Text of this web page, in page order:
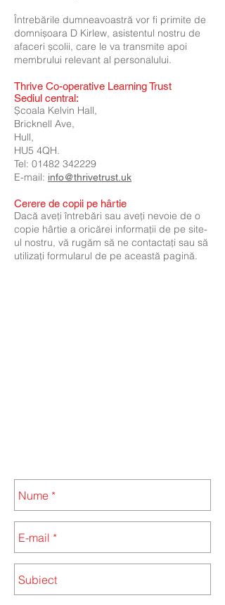
Întrebările dumneavoastră vor fi primite de
domnișoara D Kirlew, asistentul nostru de
afaceri școlii, care le va transmite apoi
membrului relevant al personalului.
Thrive Co-operative Learning Trust
Sediul central:
Școala Kelvin Hall,
Bricknell Ave,
Hull,
HU5 4QH.
Tel: 01482 342229
E-mail: info@thrivetrust.uk
Cerere de copii pe hârtie
Dacă aveți întrebări sau aveți nevoie de o
copie hârtie a oricărei informații de pe site-
ul nostru, vă rugăm să ne contactați sau să
utilizați formularul de pe această pagină.